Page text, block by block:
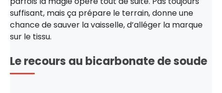
suffisant, mais ça prépare le terrain, donne une
chance de sauver la vaisselle, d’alléger la marque
sur le tissu.
Le recours au bicarbonate de soude